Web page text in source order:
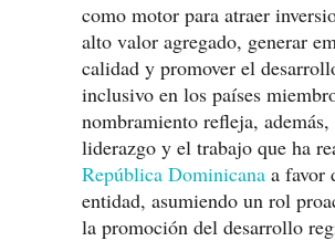
como motor para atraer
alto valor agregado, generar
calidad y promover el
inclusivo en los países
nombramiento refleja, además,
liderazgo y el trabajo que ha
República Dominicana a favor
entidad, asumiendo un rol
la promoción del desarrollo